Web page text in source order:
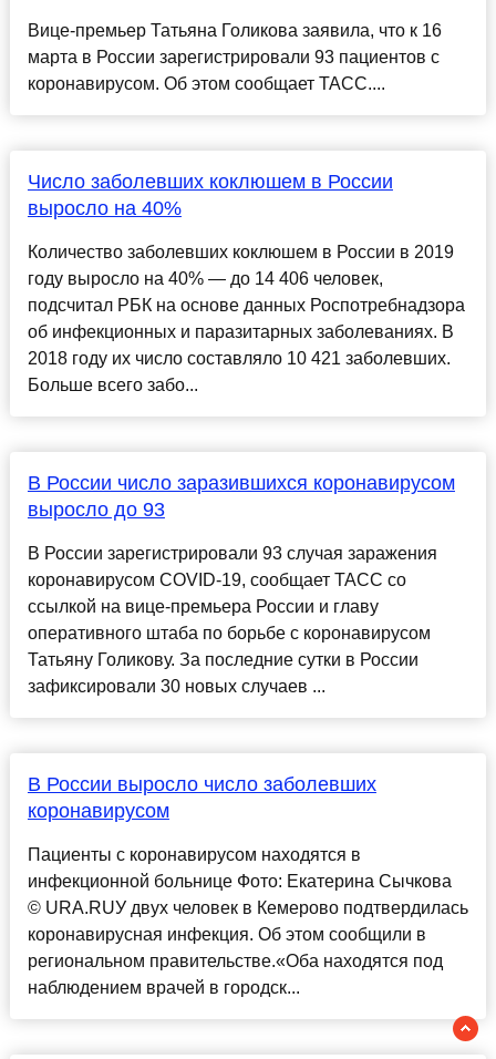
Вице-премьер Татьяна Голикова заявила, что к 16
марта в России зарегистрировали 93 пациентов с
коронавирусом. Об этом сообщает ТАСС....
Число заболевших коклюшем в России
выросло на 40%
Количество заболевших коклюшем в России в 2019
году выросло на 40% — до 14 406 человек,
подсчитал РБК на основе данных Роспотребнадзора
об инфекционных и паразитарных заболеваниях. В
2018 году их число составляло 10 421 заболевших.
Больше всего забо...
В России число заразившихся коронавирусом
выросло до 93
В России зарегистрировали 93 случая заражения
коронавирусом COVID-19, сообщает ТАСС со
ссылкой на вице-премьера России и главу
оперативного штаба по борьбе с коронавирусом
Татьяну Голикову. За последние сутки в России
зафиксировали 30 новых случаев ...
В России выросло число заболевших
коронавирусом
Пациенты с коронавирусом находятся в
инфекционной больнице Фото: Екатерина Сычкова
© URA.RUУ двух человек в Кемерово подтвердилась
коронавирусная инфекция. Об этом сообщили в
региональном правительстве.«Оба находятся под
наблюдением врачей в городск...